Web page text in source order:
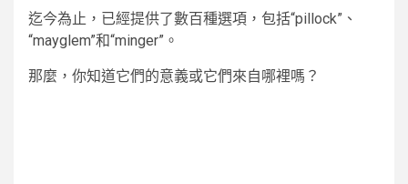
迄今為止，已經提供了數百種選項，包括“pillock”、
“mayglem”和“minger”。
那麼，你知道它們的意義或它們來自哪裡嗎？